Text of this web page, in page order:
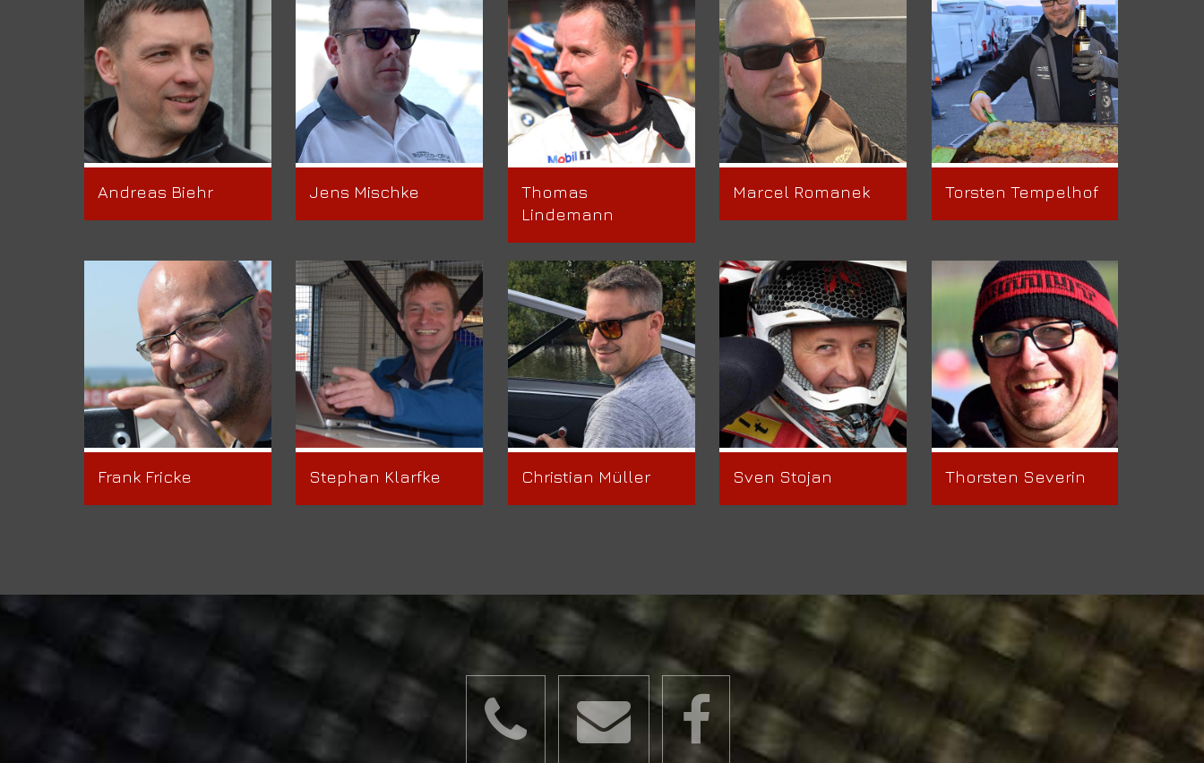
Andreas Biehr Jens Mischke
Thomas
Lindemann
Marcel Romanek Torsten Tempelhof
Frank Fricke Stephan Klarfke Christian Müller Sven Stojan Thorsten Severin